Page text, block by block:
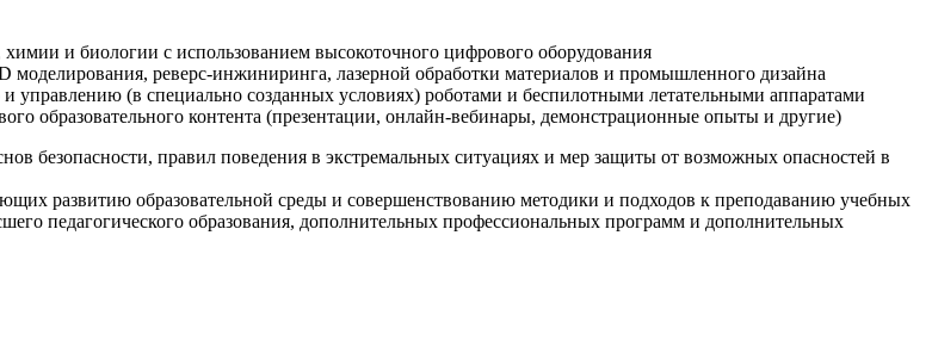
и биологии с использованием высокоточного цифрового оборудования
моделирования, реверс-инжиниринга, лазерной обработки материалов и промышленного дизайна
управлению (в специально созданных условиях) роботами и беспилотными летательными аппаратами
образовательного контента (презентации, онлайн-вебинары, демонстрационные опыты и другие)
безопасности, правил поведения в экстремальных ситуациях и мер защиты от возможных опасностей в
развитию образовательной среды и совершенствованию методики и подходов к преподаванию учебных
педагогического образования, дополнительных профессиональных программ и дополнительных